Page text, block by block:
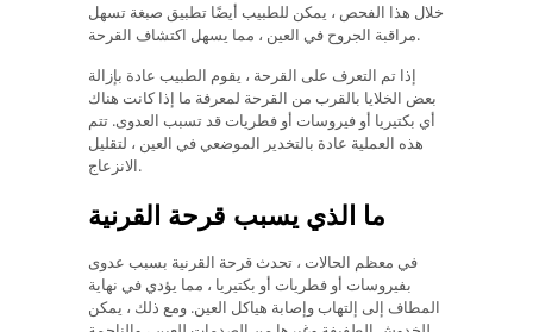
خلال هذا الفحص ، يمكن للطبيب أيضًا تطبيق صبغة تسهل
مراقبة الجروح في العين ، مما يسهل اكتشاف القرحة.
إذا تم التعرف على القرحة ، يقوم الطبيب عادة بإزالة
بعض الخلايا بالقرب من القرحة لمعرفة ما إذا كانت هناك
أي بكتيريا أو فيروسات أو فطريات قد تسبب العدوى. تتم
هذه العملية عادة بالتخدير الموضعي في العين ، لتقليل
الانزعاج.
ما الذي يسبب قرحة القرنية
في معظم الحالات ، تحدث قرحة القرنية بسبب عدوى
بفيروسات أو فطريات أو بكتيريا ، مما يؤدي في نهاية
المطاف إلى إلتهاب وإصابة هياكل العين. ومع ذلك ، يمكن